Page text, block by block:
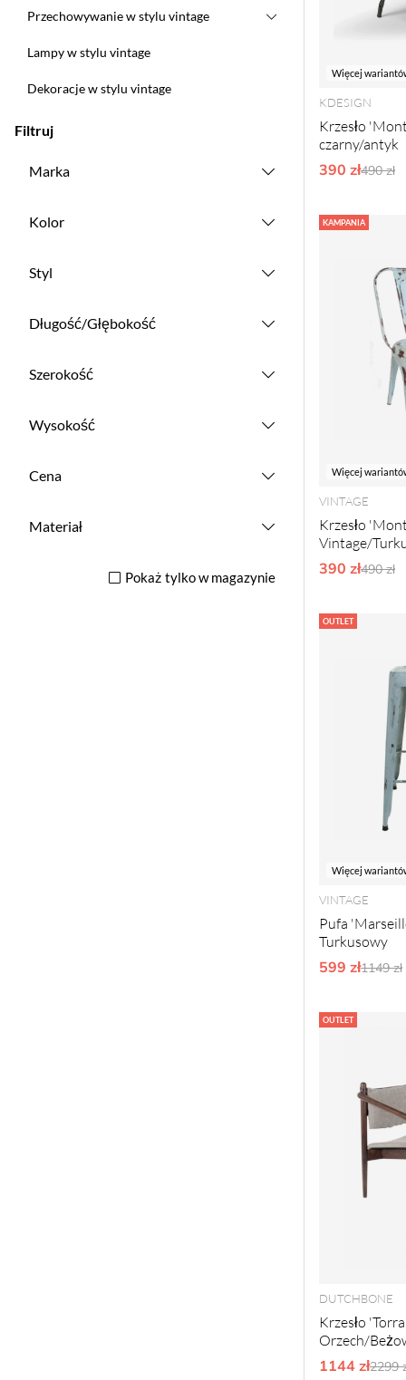
Przechowywanie w stylu vintage
Lampy w stylu vintage
Dekoracje w stylu vintage
Filtruj
Marka
Kolor
Styl
Długość/Głębokość
Szerokość
Wysokość
Cena
Materiał
Pokaż tylko w magazynie
Więcej
KDESIGN
Krzesło
czarny/antyk
390 zł490 zł
KAMPANIA
Więcej
VINTAGE
Krzesło
Vintage/
390 zł490 zł
OUTLET
Więcej
VINTAGE
Pufa
Turkusowy
599 zł1149 zł
OUTLET
DUTCHBONE
Krzesło
Orzech/
1144 zł2299